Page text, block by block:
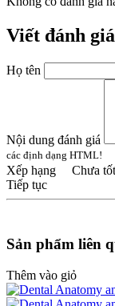
Viết đánh giá
Họ tên
Nội dung đánh giá
các định dạng HTML!
Xếp hạng Chưa tốt
Tiếp tục
Sản phẩm liên
Thêm vào giỏ